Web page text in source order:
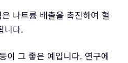
나트륨 배출을 촉진하여 혈
니다.
이 그 좋은 예입니다. 연구에